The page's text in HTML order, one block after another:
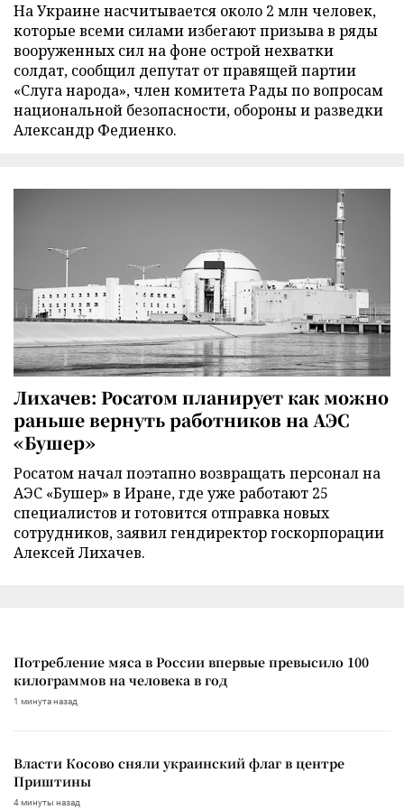
На Украине насчитывается около 2 млн человек,
которые всеми силами избегают призыва в ряды
вооруженных сил на фоне острой нехватки
солдат, сообщил депутат от правящей партии
«Слуга народа», член комитета Рады по вопросам
национальной безопасности, обороны и разведки
Александр Федиенко.
Лихачев: Росатом планирует как можно
раньше вернуть работников на АЭС
«Бушер»
Росатом начал поэтапно возвращать персонал на
АЭС «Бушер» в Иране, где уже работают 25
специалистов и готовится отправка новых
сотрудников, заявил гендиректор госкорпорации
Алексей Лихачев.
Потребление мяса в России впервые превысило 100
килограммов на человека в год
1 минута назад
Власти Косово сняли украинский флаг в центре
Приштины
4 минуты назад